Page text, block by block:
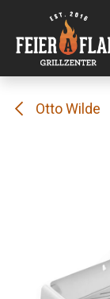
Se rendre au
Otto Wilde